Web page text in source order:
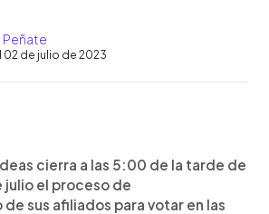
Peñate
02 de julio de 2023
artículocierra a las 5:00 de la tarde de
julio el proceso de
sus afiliados para votar en las